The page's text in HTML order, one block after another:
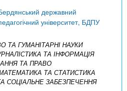
державний
університет, БДПУ
ТА ГУМАНІТАРНІ НАУКИ
ТА ІНФОРМАЦІЯ
ТА ПРАВО
ТА СТАТИСТИКА
СОЦІАЛЬНЕ ЗАБЕЗПЕЧЕННЯ